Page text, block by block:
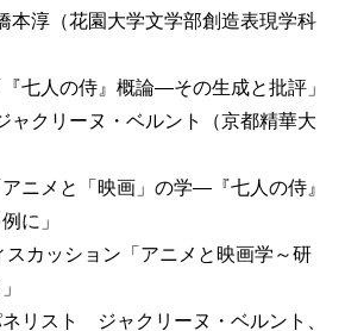
淳（花園大学文学部創造表現学科
概論―その生成と批評」
クリーヌ・ベルント（京都精華大
画」の学―『七人の侍』
に」
カッション「アニメと映画学～研
ャクリーヌ・ベルント、